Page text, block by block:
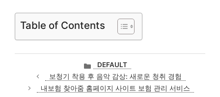
Table of Contents
카
테
고
리
DEFAULT
보청기 착용 후 음악 감상: 새로운 청취 경험
내보험 찾아줌 홈페이지 사이트 보험 관리 서비스